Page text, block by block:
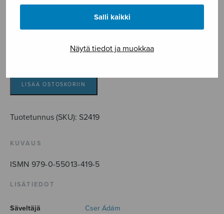
Salli kaikki
Näytä tiedot ja muokkaa
Cser Ádám
8,20€
orationem
meam
LISÄÄ OSTOSKORIIN
Tuotetunnus (SKU): S2419
KUVAUS
ISMN 979-0-55013-419-5
LISÄTIEDOT
Säveltäjä Cser Ádám